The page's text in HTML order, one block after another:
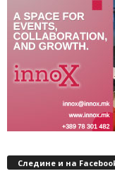
Следине и на